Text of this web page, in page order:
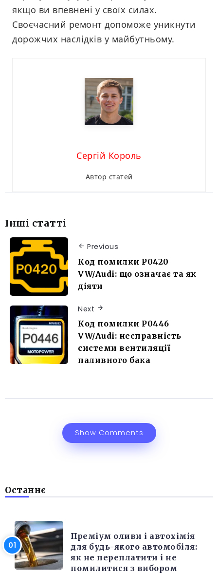
якщо ви впевнені у своїх силах.
Своєчасний ремонт допоможе уникнути
дорожчих наслідків у майбутньому.
Сергій Король
Автор статей
Інші статті
Previous
Код помилки P0420
VW/Audi: що означає та як
діяти
Next
Код помилки P0446
VW/Audi: несправність
системи вентиляції
паливного бака
Show Comments
Останнє
Преміум оливи і автохімія
для будь-якого автомобіля:
як не переплатити і не
помилитися з вибором